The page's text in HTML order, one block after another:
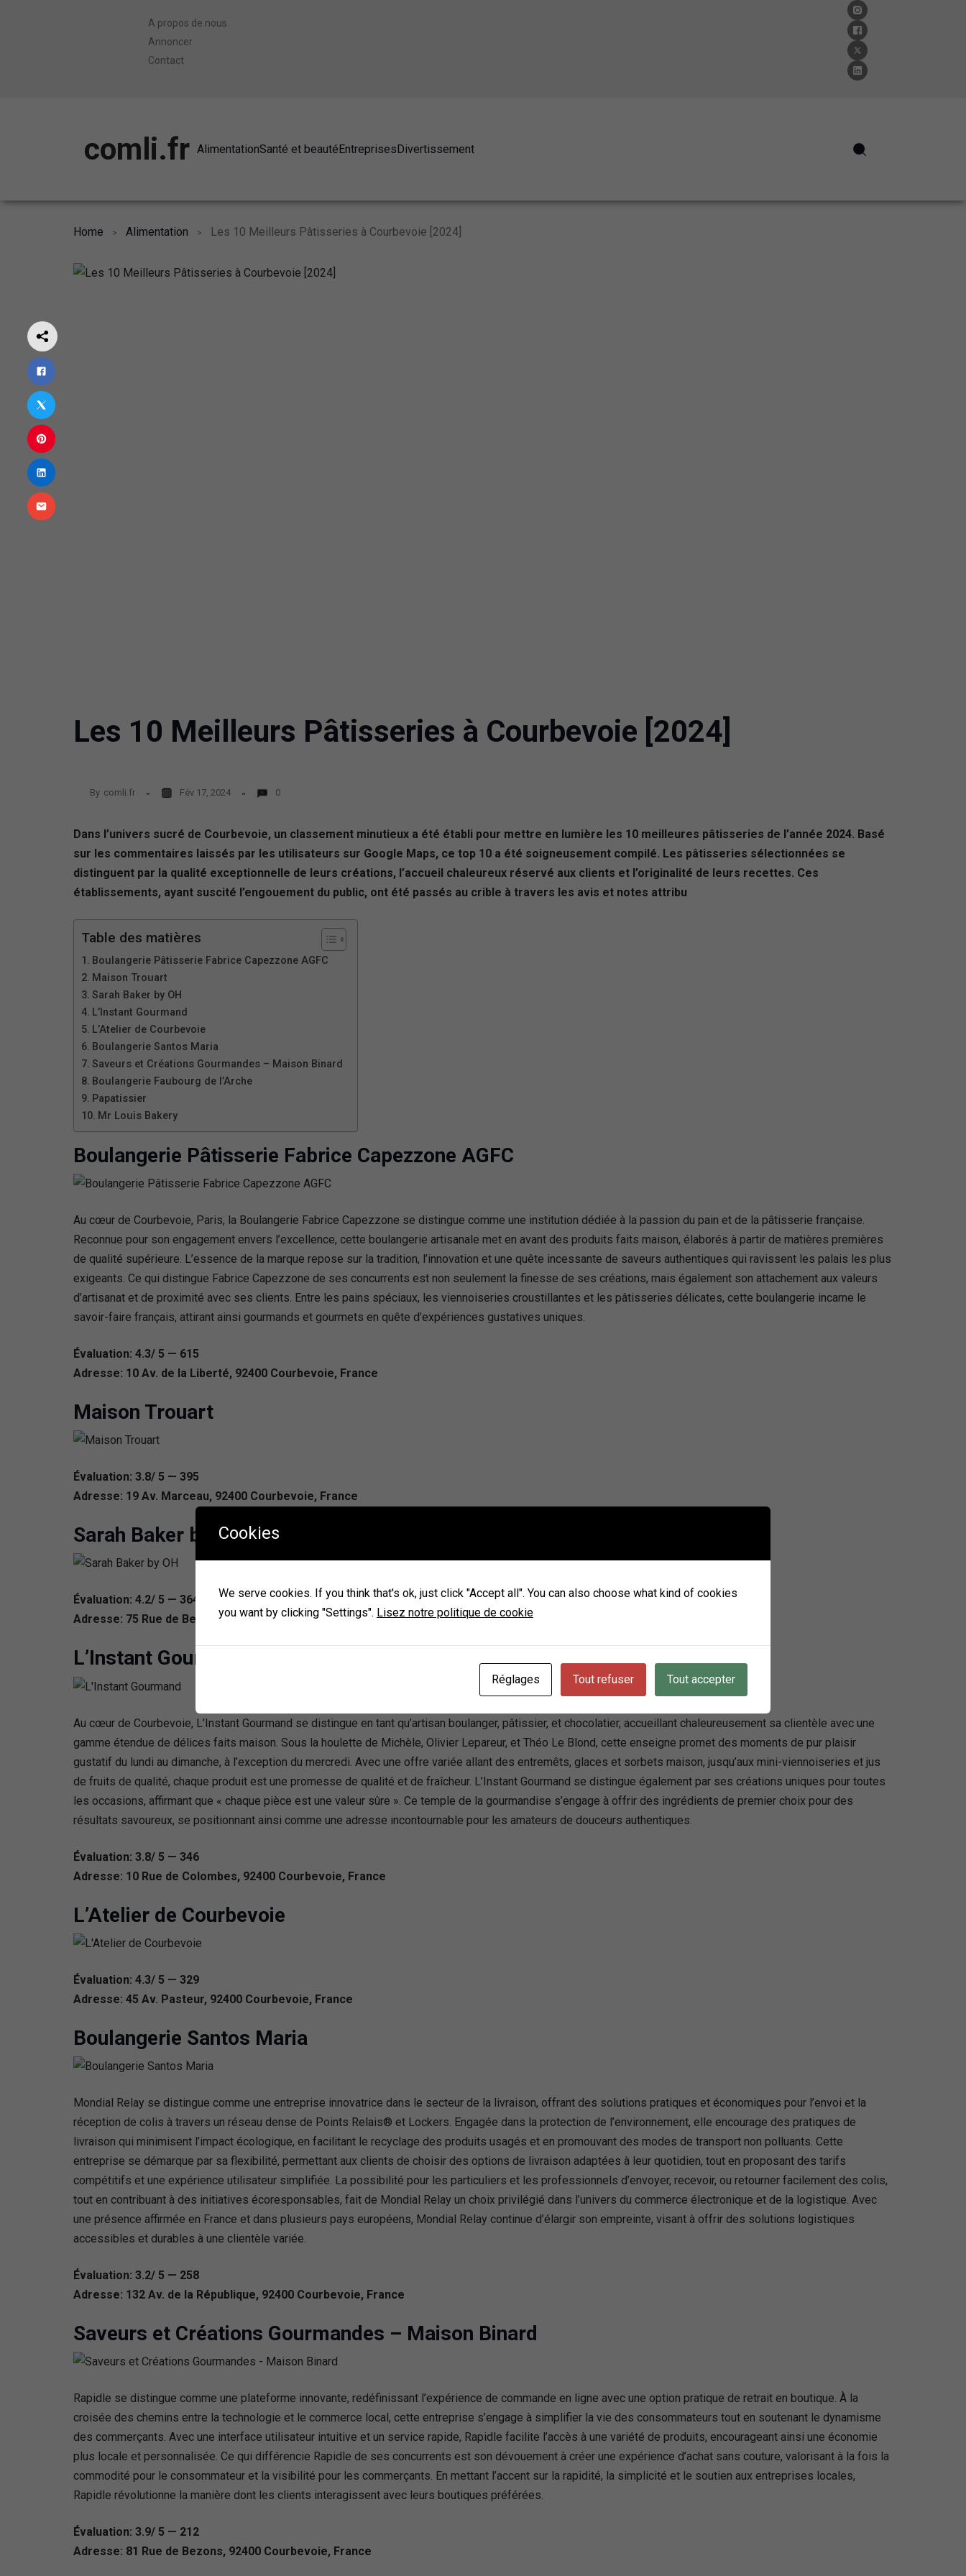
A propos de nous
Annoncer
Contact
comli.fr AlimentationSanté et beautéEntreprisesDivertissement
Home Alimentation Les 10 Meilleurs Pâtisseries à Courbevoie [2024]
Les 10 Meilleurs Pâtisseries à Courbevoie [2024]
By comli.fr Fév 17, 2024 0
Dans l’univers sucré de Courbevoie, un classement minutieux a été établi pour mettre en lumière les 10 meilleures pâtisseries de l’année 2024. Basé
sur les commentaires laissés par les utilisateurs sur Google Maps, ce top 10 a été soigneusement compilé. Les pâtisseries sélectionnées se
distinguent par la qualité exceptionnelle de leurs créations, l’accueil chaleureux réservé aux clients et l’originalité de leurs recettes. Ces
établissements, ayant suscité l’engouement du public, ont été passés au crible à travers les avis et notes attribu
Table des matières
Boulangerie Pâtisserie Fabrice Capezzone AGFC
Maison Trouart
Sarah Baker by OH
L’Instant Gourmand
L’Atelier de Courbevoie
Boulangerie Santos Maria
Saveurs et Créations Gourmandes – Maison Binard
Boulangerie Faubourg de l’Arche
Papatissier
Mr Louis Bakery
Boulangerie Pâtisserie Fabrice Capezzone AGFC
Au cœur de Courbevoie, Paris, la Boulangerie Fabrice Capezzone se distingue comme une institution dédiée à la passion du pain et de la pâtisserie française.
Reconnue pour son engagement envers l’excellence, cette boulangerie artisanale met en avant des produits faits maison, élaborés à partir de matières premières
de qualité supérieure. L’essence de la marque repose sur la tradition, l’innovation et une quête incessante de saveurs authentiques qui ravissent les palais les plus
exigeants. Ce qui distingue Fabrice Capezzone de ses concurrents est non seulement la finesse de ses créations, mais également son attachement aux valeurs
d’artisanat et de proximité avec ses clients. Entre les pains spéciaux, les viennoiseries croustillantes et les pâtisseries délicates, cette boulangerie incarne le
savoir-faire français, attirant ainsi gourmands et gourmets en quête d’expériences gustatives uniques.
Évaluation: 4.3/ 5 — 615
Adresse: 10 Av. de la Liberté, 92400 Courbevoie, France
Maison Trouart
Évaluation: 3.8/ 5 — 395
Adresse: 19 Av. Marceau, 92400 Courbevoie, France
Sarah Baker by OH
Évaluation: 4.2/ 5 — 364
Adresse: 75 Rue de Bezons, 92400 Courbevoie, France
L’Instant Gourmand
Au cœur de Courbevoie, L’Instant Gourmand se distingue en tant qu’artisan boulanger, pâtissier, et chocolatier, accueillant chaleureusement sa clientèle avec une
gamme étendue de délices faits maison. Sous la houlette de Michèle, Olivier Lepareur, et Théo Le Blond, cette enseigne promet des moments de pur plaisir
gustatif du lundi au dimanche, à l’exception du mercredi. Avec une offre variée allant des entremêts, glaces et sorbets maison, jusqu’aux mini-viennoiseries et jus
de fruits de qualité, chaque produit est une promesse de qualité et de fraîcheur. L’Instant Gourmand se distingue également par ses créations uniques pour toutes
les occasions, affirmant que « chaque pièce est une valeur sûre ». Ce temple de la gourmandise s’engage à offrir des ingrédients de premier choix pour des
résultats savoureux, se positionnant ainsi comme une adresse incontournable pour les amateurs de douceurs authentiques.
Évaluation: 3.8/ 5 — 346
Adresse: 10 Rue de Colombes, 92400 Courbevoie, France
L’Atelier de Courbevoie
Évaluation: 4.3/ 5 — 329
Adresse: 45 Av. Pasteur, 92400 Courbevoie, France
Boulangerie Santos Maria
Mondial Relay se distingue comme une entreprise innovatrice dans le secteur de la livraison, offrant des solutions pratiques et économiques pour l’envoi et la
réception de colis à travers un réseau dense de Points Relais® et Lockers. Engagée dans la protection de l’environnement, elle encourage des pratiques de
livraison qui minimisent l’impact écologique, en facilitant le recyclage des produits usagés et en promouvant des modes de transport non polluants. Cette
entreprise se démarque par sa flexibilité, permettant aux clients de choisir des options de livraison adaptées à leur quotidien, tout en proposant des tarifs
compétitifs et une expérience utilisateur simplifiée. La possibilité pour les particuliers et les professionnels d’envoyer, recevoir, ou retourner facilement des colis,
tout en contribuant à des initiatives écoresponsables, fait de Mondial Relay un choix privilégié dans l’univers du commerce électronique et de la logistique. Avec
une présence affirmée en France et dans plusieurs pays européens, Mondial Relay continue d’élargir son empreinte, visant à offrir des solutions logistiques
accessibles et durables à une clientèle variée.
Évaluation: 3.2/ 5 — 258
Adresse: 132 Av. de la République, 92400 Courbevoie, France
Saveurs et Créations Gourmandes – Maison Binard
Rapidle se distingue comme une plateforme innovante, redéfinissant l’expérience de commande en ligne avec une option pratique de retrait en boutique. À la
croisée des chemins entre la technologie et le commerce local, cette entreprise s’engage à simplifier la vie des consommateurs tout en soutenant le dynamisme
des commerçants. Avec une interface utilisateur intuitive et un service rapide, Rapidle facilite l’accès à une variété de produits, encourageant ainsi une économie
plus locale et personnalisée. Ce qui différencie Rapidle de ses concurrents est son dévouement à créer une expérience d’achat sans couture, valorisant à la fois la
commodité pour le consommateur et la visibilité pour les commerçants. En mettant l’accent sur la rapidité, la simplicité et le soutien aux entreprises locales,
Rapidle révolutionne la manière dont les clients interagissent avec leurs boutiques préférées.
Évaluation: 3.9/ 5 — 212
Adresse: 81 Rue de Bezons, 92400 Courbevoie, France
Cookies
We serve cookies. If you think that's ok, just click "Accept all". You can also choose what kind of cookies
you want by clicking "Settings". Lisez notre politique de cookie
Réglages Tout refuser Tout accepter